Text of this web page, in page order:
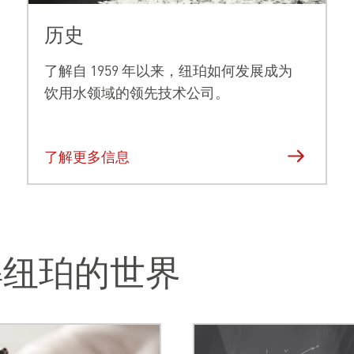
历史
了解自 1959 年以来，纽珀如何发展成为
饮用水领域的领先技术公司。
了解更多信息
珀的世界